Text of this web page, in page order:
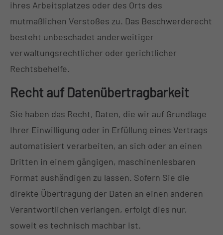
ihres Arbeitsplatzes oder des Orts des
mutmaßlichen Verstoßes zu. Das Beschwerderecht
besteht unbeschadet anderweitiger
verwaltungsrechtlicher oder gerichtlicher
Rechtsbehelfe.
Recht auf Daten­übertrag­barkeit
Sie haben das Recht, Daten, die wir auf Grundlage
Ihrer Einwilligung oder in Erfüllung eines Vertrags
automatisiert verarbeiten, an sich oder an einen
Dritten in einem gängigen, maschinenlesbaren
Format aushändigen zu lassen. Sofern Sie die
direkte Übertragung der Daten an einen anderen
Verantwortlichen verlangen, erfolgt dies nur,
soweit es technisch machbar ist.